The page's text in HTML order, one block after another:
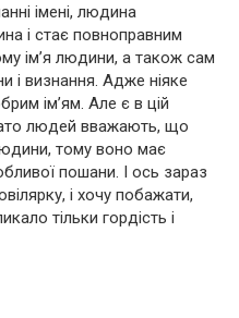
імені, людина
і стає повноправним
ім’я людини, а також сам
і визнання. Адже ніяке
ім’ям. Але є в цій
людей вважають, що
тому воно має
пошани. І ось зараз
і хочу побажати,
тільки гордість і